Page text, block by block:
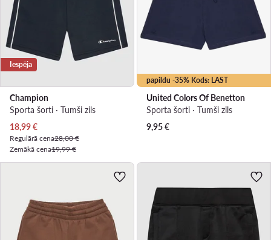
Iespēja
Champion
Sporta šorti · Tumši zils
Pašreizējā cena
18,99€
Regulārā cena28,00 €
Zemākā cena19,99 €
papildu -35% Kods: LAST
United Colors Of Benetton
Sporta šorti · Tumši zils
9,95€